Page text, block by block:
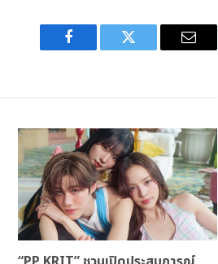
Facebook Twitter Email